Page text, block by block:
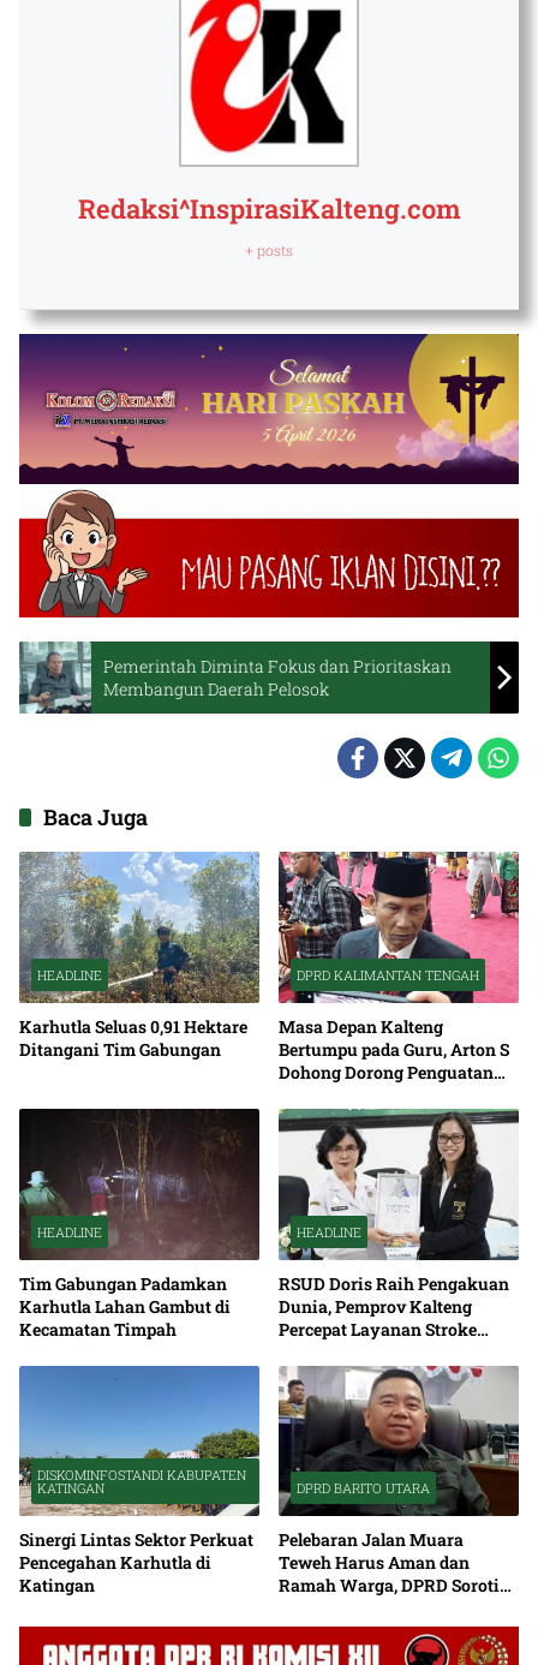
Redaksi^InspirasiKalteng.com
+ posts
Pemerintah Diminta Fokus dan Prioritaskan
Membangun Daerah Pelosok
Baca Juga
HEADLINE
Karhutla Seluas 0,91 Hektare
Ditangani Tim Gabungan
DPRD KALIMANTAN TENGAH
Masa Depan Kalteng
Bertumpu pada Guru, Arton S
Dohong Dorong Penguatan
HEADLINE
Tim Gabungan Padamkan
Karhutla Lahan Gambut di
Kecamatan Timpah
HEADLINE
RSUD Doris Raih Pengakuan
Dunia, Pemprov Kalteng
Percepat Layanan Stroke
DISKOMINFOSTANDI KABUPATEN
KATINGAN
Sinergi Lintas Sektor Perkuat
Pencegahan Karhutla di
Katingan
DPRD BARITO UTARA
Pelebaran Jalan Muara
Teweh Harus Aman dan
Ramah Warga, DPRD Soroti